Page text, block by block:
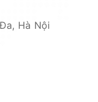
Hà Nội